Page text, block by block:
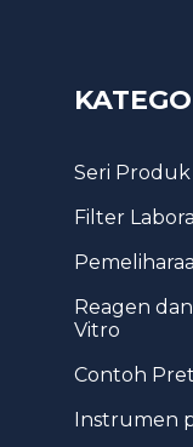
Seri
Filter
Reagen
Vitro
Contoh
Instrumen